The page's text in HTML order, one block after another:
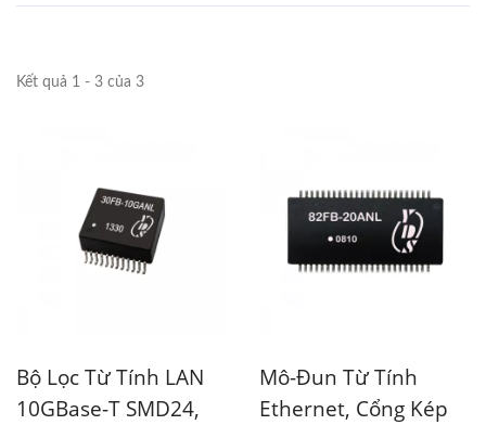
Kết quả 1 - 3 của 3
Bộ Lọc Từ Tính LAN
10GBase-T SMD24,
Mô-Đun Từ Tính
Ethernet, Cổng Kép